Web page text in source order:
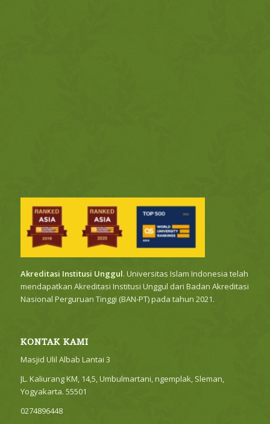
Akreditasi Institusi Unggul. Universitas Islam Indonesia telah
mendapatkan Akreditasi Institusi Unggul dari Badan Akreditasi
Nasional Perguruan Tinggi (BAN-PT) pada tahun 2021.
KONTAK KAMI
Masjid Ulil Albab Lantai 3
JL. Kaliurang KM, 14,5, Umbulmartani, ngemplak, Sleman,
Yogyakarta. 55501
0274896448